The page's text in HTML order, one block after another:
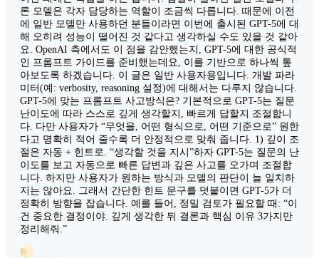
론 모델은 각자 담당하는 역할이 조금씩 다릅니다. 때문에 이전
에 일반 모델만 사용하던 분들이라면 이번에 출시된 GPT-5에 대
해 오히려 성능이 떨어진 것 같다고 생각하실 수도 있을 것 같아
요. OpenAI 측에서도 이 점을 감안했는지, GPT-5에 대한 공식적
인 프롬프트 가이드를 준비했는데요, 이를 기반으로 하나씩 톺
아보도록 하겠습니다. 이 글은 일반 사용자용입니다. 개발 파라
미터(예: verbosity, reasoning 설정)에 대해서는 다루지 않습니다.
GPT-5에 맞는 프롬프트 사고방식은? 기본적으로 GPT-5는 질문
난이도에 따라 스스로 깊게 생각할지, 빠르게 답할지 조절합니
다. 다만 사용자가 “무엇을, 어떤 형식으로, 어떤 기준으로” 원한
다고 명확히 적어 줄수록 더 안정적으로 맞춰 줍니다. 1) 깊이 조
절은 자동 + 힌트로. “생각할 것을 지시”하자 GPT-5는 질문의 난
이도를 보고 자동으로 빠른 답변과 깊은 사고를 오가며 조절합
니다. 하지만 사용자가 원하는 방식과 모델의 판단이 늘 일치하
지는 않아요. 그래서 간단한 힌트 문구를 덧붙이면 GPT-5가 더
정확히 방향을 잡습니다. 예를 들어, 정밀 검토가 필요할 때: “이
건 중요한 결정이야. 깊게 생각한 뒤 결론과 핵심 이유 3가지만
정리해줘.”
팀